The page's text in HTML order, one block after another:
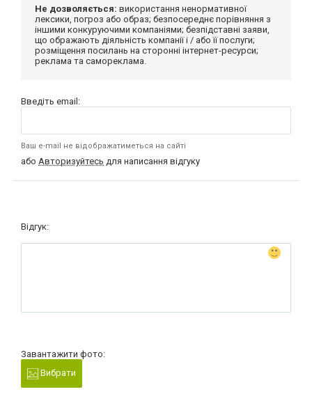
Не дозволяється: використання ненормативної
лексики, погроз або образ; безпосереднє порівняння з
іншими конкуруючими компаніями; безпідставні заяви,
що ображають діяльність компанії і / або її послуги;
розміщення посилань на сторонні інтернет-ресурси;
реклама та самореклама.
Введіть email:
Ваш e-mail не відображатиметься на сайті
або Авторизуйтесь для написання відгуку
Відгук:
Завантажити фото:
Вибрати